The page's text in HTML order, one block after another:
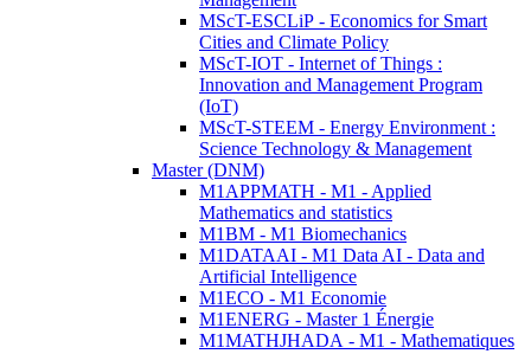
MScT-ESCLiP - Economics for Smart
Cities and Climate Policy
MScT-IOT - Internet of Things :
Innovation and Management Program
(IoT)
MScT-STEEM - Energy Environment :
Science Technology & Management
Master (DNM)
M1APPMATH - M1 - Applied
Mathematics and statistics
M1BM - M1 Biomechanics
M1DATAAI - M1 Data AI - Data and
Artificial Intelligence
M1ECO - M1 Economie
M1ENERG - Master 1 Énergie
M1MATHJHADA - M1 - Mathematiques